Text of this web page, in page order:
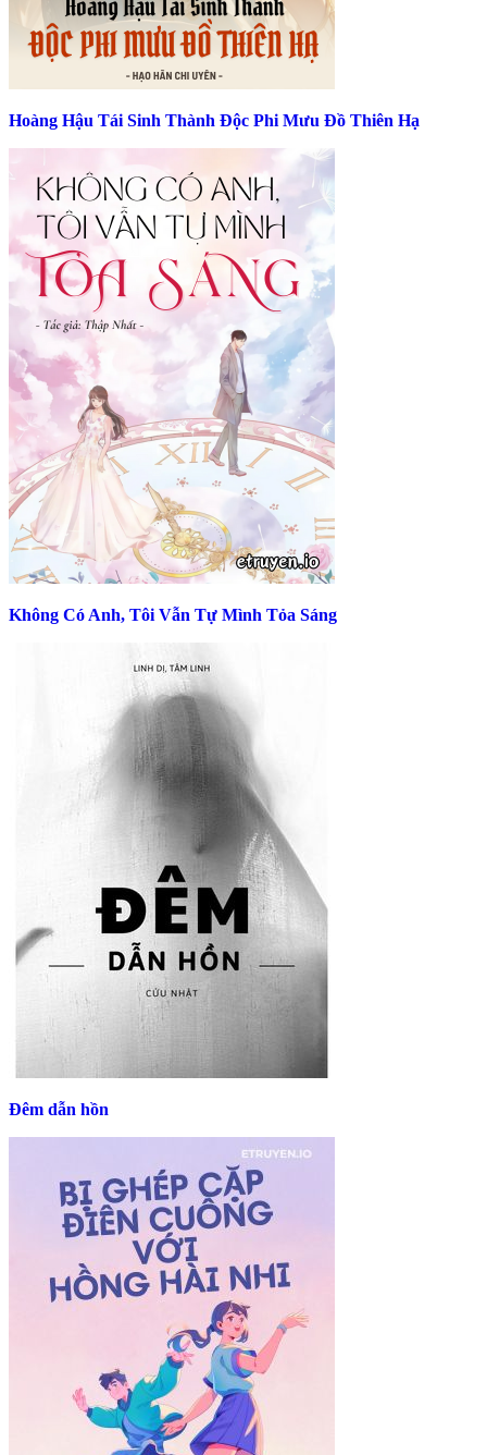
Hoàng Hậu Tái Sinh Thành Độc Phi Mưu Đồ Thiên Hạ
Không Có Anh, Tôi Vẫn Tự Mình Tỏa Sáng
Đêm dẫn hồn